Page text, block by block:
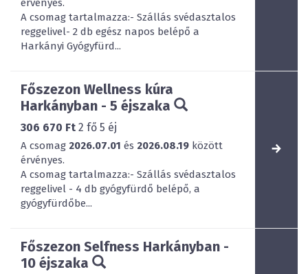
érvényes.
A csomag tartalmazza:- Szállás svédasztalos
reggelivel- 2 db egész napos belépő a
Harkányi Gyógyfürd...
Főszezon Wellness kúra
Harkányban - 5 éjszaka
306 670 Ft 2 fő 5 éj
A csomag 2026.07.01 és 2026.08.19 között
érvényes.
A csomag tartalmazza:- Szállás svédasztalos
reggelivel - 4 db gyógyfürdő belépő, a
gyógyfürdőbe...
Főszezon Selfness Harkányban -
10 éjszaka